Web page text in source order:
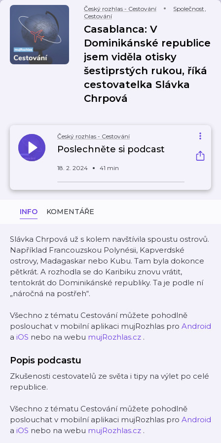
Český rozhlas - Cestování Společnost,
Cestování
Casablanca: V
Dominikánské republice
jsem viděla otisky
šestiprstých rukou, říká
cestovatelka Slávka
Chrpová
Český rozhlas - Cestování
Poslechněte si podcast
18. 2. 2024 41 min
INFO KOMENTÁŘE
Slávka Chrpová už s kolem navštívila spoustu ostrovů.
Například Francouzskou Polynésii, Kapverdské
ostrovy, Madagaskar nebo Kubu. Tam byla dokonce
pětkrát. A rozhodla se do Karibiku znovu vrátit,
tentokrát do Dominikánské republiky. Ta je podle ní
„náročná na postřeh“.
Všechno z tématu Cestování můžete pohodlně
poslouchat v mobilní aplikaci mujRozhlas pro Android
a iOS nebo na webu mujRozhlas.cz .
Popis podcastu
Zkušenosti cestovatelů ze světa i tipy na výlet po celé
republice.
Všechno z tématu Cestování můžete pohodlně
poslouchat v mobilní aplikaci mujRozhlas pro Android
a iOS nebo na webu mujRozhlas.cz .